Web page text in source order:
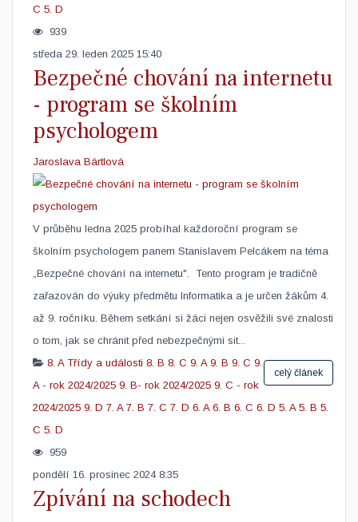
C 5. D
939
středa 29. leden 2025 15:40
Bezpečné chování na internetu
- program se školním
psychologem
Jaroslava Bártlová
V průběhu ledna 2025 probíhal každoroční program se
školním psychologem panem Stanislavem Pelcákem na téma
„Bezpečné chování na internetu". Tento program je tradičně
zařazován do výuky předmětu Informatika a je určen žákům 4.
až 9. ročníku. Během setkání si žáci nejen osvěžili své znalosti
o tom, jak se chránit před nebezpečnými sit...
celý článek
8. A Třídy a události 8. B 8. C 9. A 9. B 9. C 9.
A - rok 2024/2025 9. B- rok 2024/2025 9. C - rok
2024/2025 9. D 7. A 7. B 7. C 7. D 6. A 6. B 6. C 6. D 5. A 5. B 5.
C 5. D
959
pondělí 16. prosinec 2024 8:35
Zpívání na schodech